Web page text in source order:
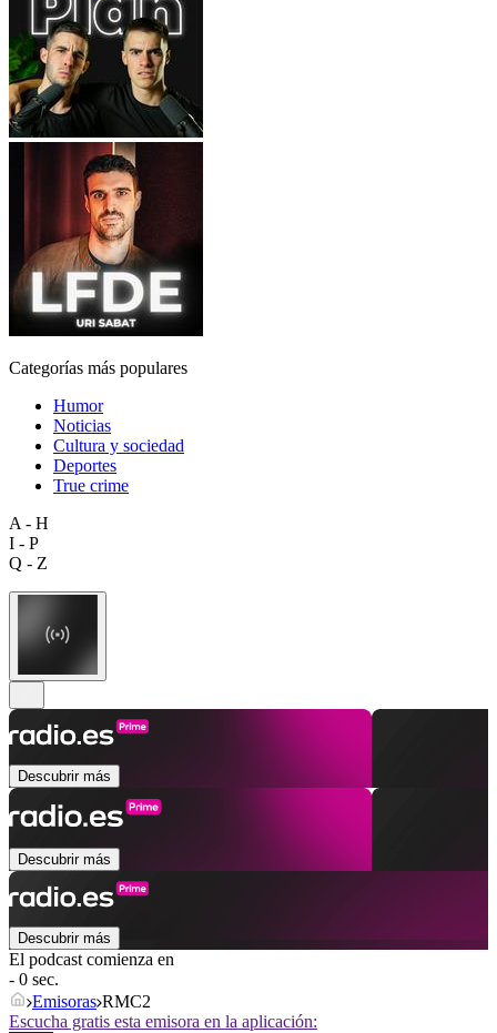
Categorías más populares
Humor
Noticias
Cultura y sociedad
Deportes
True crime
A - H
I - P
Q - Z
Descubrir más
Descubrir más
Descubrir más
El podcast comienza en
- 0 sec.
Emisoras RMC2
Escucha gratis esta emisora en la aplicación: